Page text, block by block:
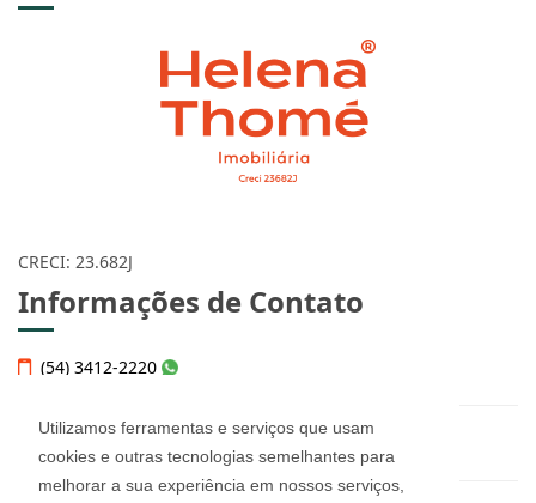
Utilizamos ferramentas e serviços que usam
cookies e outras tecnologias semelhantes para
melhorar a sua experiência em nossos serviços,
CRECI: 23.682J
Informações de Contato
(54) 3412-2220
helena@imobiliariahelena.com.br